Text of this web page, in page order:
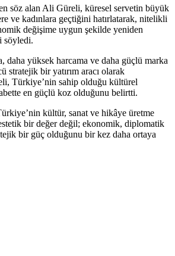
söz alan Ali Güreli, küresel servetin büyük
ve kadınlara geçtiğini hatırlatarak, nitelikli
değişime uygun şekilde yeniden
söyledi.
daha yüksek harcama ve daha güçlü marka
stratejik bir yatırım aracı olarak
Türkiye’nin sahip olduğu kültürel
en güçlü koz olduğunu belirtti.
kültür, sanat ve hikâye üretme
bir değer değil; ekonomik, diplomatik
bir güç olduğunu bir kez daha ortaya